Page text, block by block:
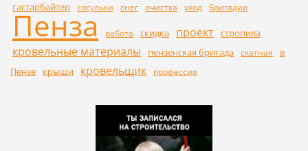
гастарбайтер сосульки снег очистка уход бригадир
Пенза работа скидка проект стропила
кровельные материалы пензенская бригада скатная
в
Пензе
крыши кровельщик профессия